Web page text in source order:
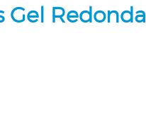
Gel Redonda